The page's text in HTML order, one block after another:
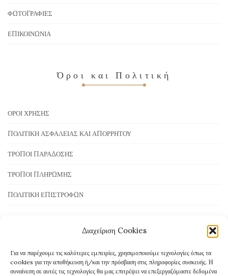
Διαχείριση Cookies
Για να παρέχουμε τις καλύτερες εμπειρίες, χρησιμοποιούμε τεχνολογίες όπως τα
cookies για την αποθήκευση ή/και την πρόσβαση στις πληροφορίες συσκευής. Η
συναίνεση σε αυτές τις τεχνολογίες θα μας επιτρέψει να επεξεργαζόμαστε δεδομένα
ΦΩΤΟΓΡΑΦΊΕΣ
ΕΠΙΚΟΙΝΩΝΊΑ
Όροι και Πολιτική
ΌΡΟΙ ΧΡΉΣΗΣ
ΠΟΛΙΤΙΚΉ ΑΣΦΆΛΕΙΑΣ ΚΑΙ ΑΠΟΡΡΉΤΟΥ
ΤΡΌΠΟΙ ΠΑΡΆΔΟΣΗΣ
ΤΡΌΠΟΙ ΠΛΗΡΩΜΉΣ
ΠΟΛΙΤΙΚΉ ΕΠΙΣΤΡΟΦΏΝ
Τρόποι Πληρωμής